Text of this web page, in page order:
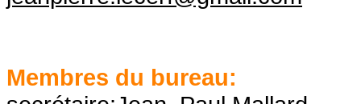
Membres du bureau: